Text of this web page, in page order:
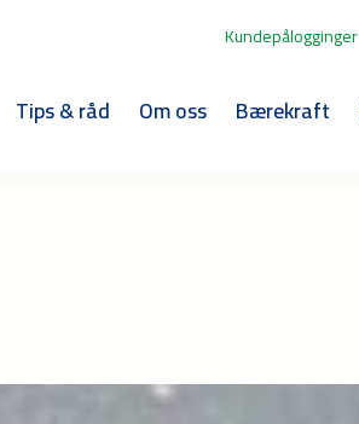
Kundepålogginger
Tips & råd Om oss Bærekraft